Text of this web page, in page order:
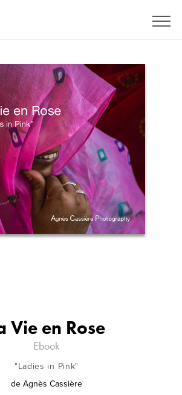
Vie en Rose
Ebook
"Ladies in Pink"
de Agnès Cassière